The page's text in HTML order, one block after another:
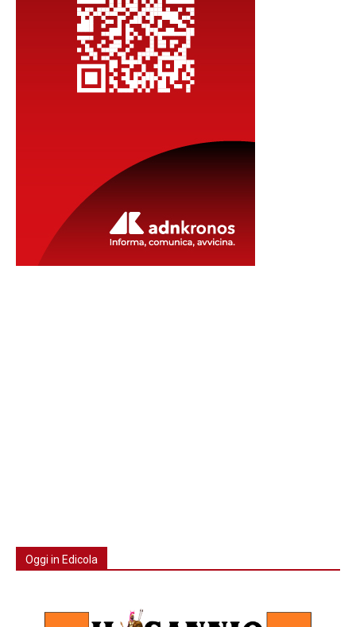
Oggi in Edicola